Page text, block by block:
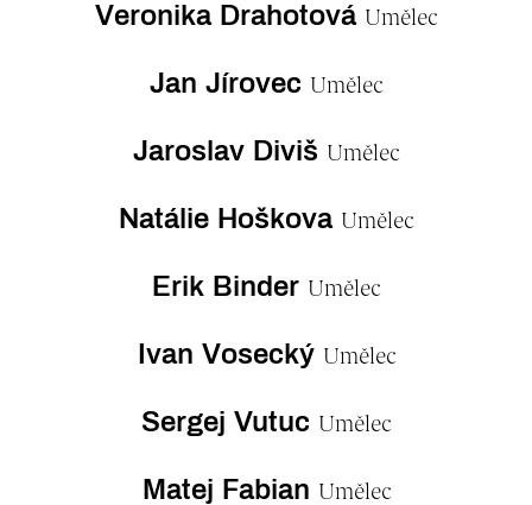
Veronika Drahotová Umělec
Jan Jírovec Umělec
Jaroslav Diviš Umělec
Natálie Hoškova Umělec
Erik Binder Umělec
Ivan Vosecký Umělec
Sergej Vutuc Umělec
Matej Fabian Umělec